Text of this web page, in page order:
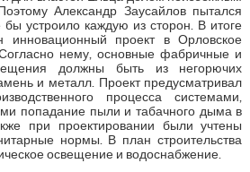
Александр Заусайлов пытался
устроило каждую из сторон. В итоге
инновационный проект в Орловское
нему, основные фабричные и
должны быть из негорючих
и металл. Проект предусматривал
процесса системами,
попадание пыли и табачного дыма в
при проектировании были учтены
нормы. В план строительства
освещение и водоснабжение.